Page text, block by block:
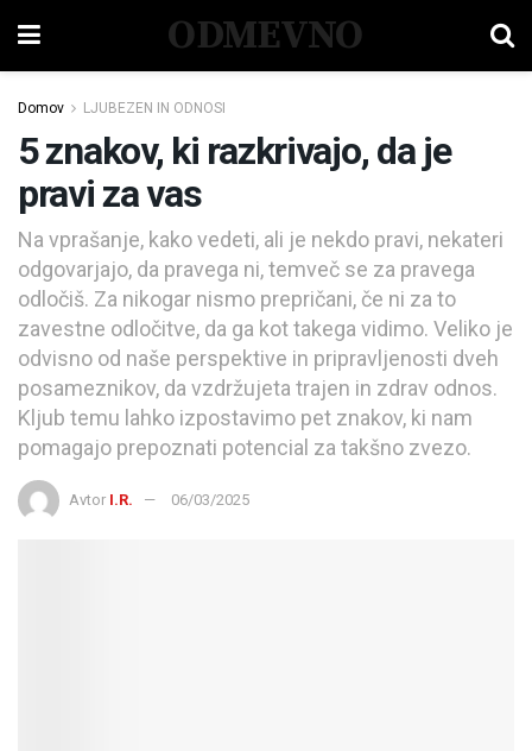
ODMEVNO
Domov LJUBEZEN IN ODNOSI
5 znakov, ki razkrivajo, da je
pravi za vas
Na vprašanje, kako vedeti, ali je nekdo pravi, nekateri
odgovarjajo, da pravega ni, temveč se za pravega
odločiš. Za nikogar nismo prepričani, če ni za to
zavestne odločitve, da ga kot takega vidimo. Veliko je
odvisno od naše perspektive in pripravljenosti dveh
posameznikov, da vzdržujeta trajen in zdrav odnos.
Kljub temu lahko izpostavimo pet znakov, ki nam
pomagajo prepoznati potencial za takšno zvezo.
Avtor I.R. 06/03/2025